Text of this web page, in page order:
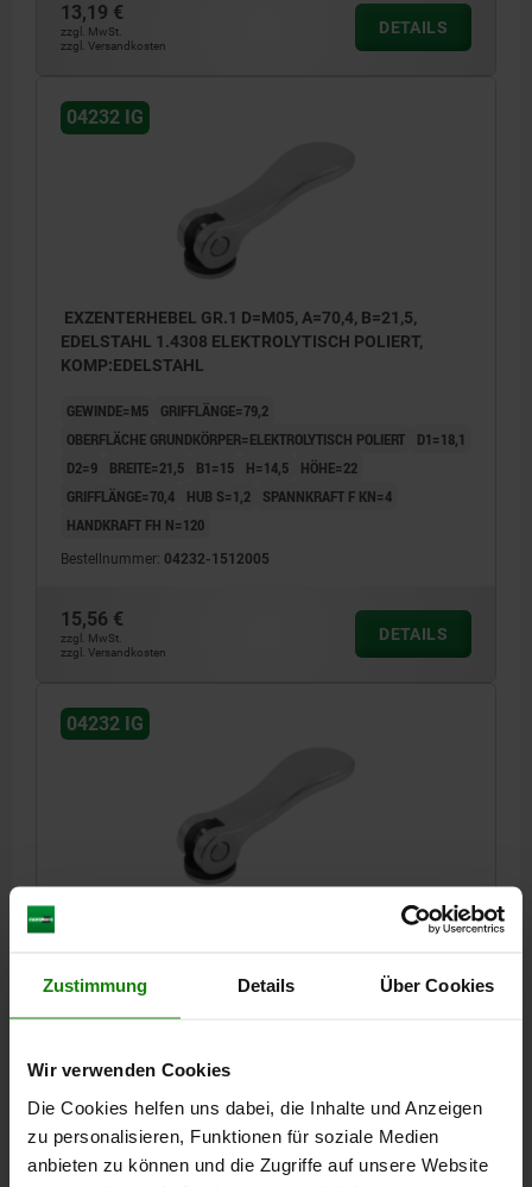
Zustimmung Details Über Cookies
Wir verwenden Cookies
Die Cookies helfen uns dabei, die Inhalte und Anzeigen
zu personalisieren, Funktionen für soziale Medien
anbieten zu können und die Zugriffe auf unsere Website
13,19 €
zzgl. MwSt.
zzgl. Versandkosten
DETAILS
04232 IG
EXZENTERHEBEL GR.1 D=M05, A=70,4, B=21,5,
EDELSTAHL 1.4308 ELEKTROLYTISCH POLIERT,
KOMP:EDELSTAHL
GEWINDE=M5
GRIFFLÄNGE=79,2
OBERFLÄCHE GRUNDKÖRPER=ELEKTROLYTISCH POLIERT
D1=18,1
D2=9
BREITE=21,5 B1=15 H=14,5
HÖHE=22
GRIFFLÄNGE=70,4
HUB S=1,2
SPANNKRAFT F KN=4
HANDKRAFT FH N=120
Bestellnummer: 04232-1512005
15,56 €
zzgl. MwSt.
zzgl. Versandkosten
DETAILS
04232 IG
EXZENTERHEBEL GR.1 D=M06, A=70,4, B=21,5,
GEWINDE=M6 GRIFFLÄNGE=79,2
D2=9 BREITE=21,5 B1=15
GRIFFLÄNGE=70,4
HUB S=1,2 SPANNKRAFT F KN=4
HANDKRAFT FH N=120
Bestellnummer:04232-1512006